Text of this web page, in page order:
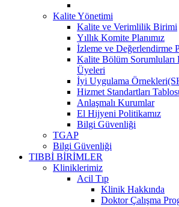
Kalite Yönetimi
Kalite ve Verimlilik Birimi
Yıllık Komite Planımız
İzleme ve Değerlendirme
Kalite Bölüm
Üyeleri
İyi Uygulama
Hizmet Standartları
Anlaşmalı Kurumlar
El Hijyeni Politikamız
Bilgi Güvenliği
TGAP
Bilgi Güvenliği
TIBBİ BİRİMLER
Kliniklerimiz
Acil Tıp
Klinik Hakkında
Doktor Çalışma